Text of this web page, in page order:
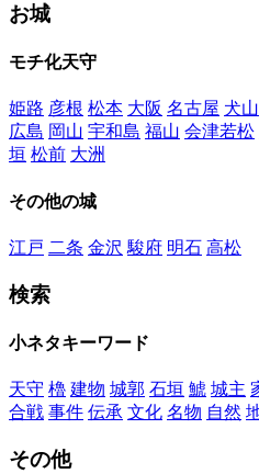
お城
モチ化天守
姫路 彦根 松本 大阪 名古屋 犬山
広島 岡山 宇和島 福山 会津若松
垣 松前 大洲
その他の城
江戸 二条 金沢 駿府 明石 高松
検索
小ネタキーワード
天守 櫓 建物 城郭 石垣 鯱 城主
合戦 事件 伝承 文化 名物 自然
その他